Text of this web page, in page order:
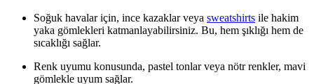
Soğuk havalar için, ince kazaklar veya sweatshirts ile hakim
yaka gömlekleri katmanlayabilirsiniz. Bu, hem şıklığı hem de
sıcaklığı sağlar.
Renk uyumu konusunda, pastel tonlar veya nötr renkler, mavi
gömlekle uyum sağlar.